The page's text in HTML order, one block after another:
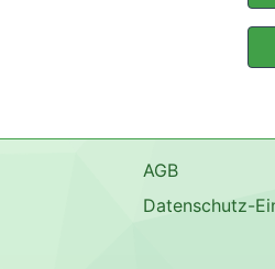
AGB
Datenschutz-